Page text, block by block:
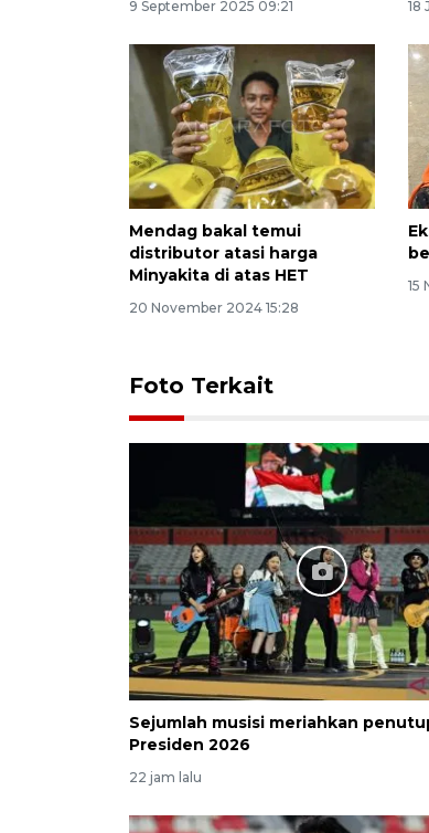
9 September 2025 09:21 18
Mendag bakal temui
distributor atasi harga
Minyakita di atas HET
20 November 2024 15:28
15
Foto Terkait
Sejumlah musisi meriahkan
Presiden 2026
22 jam lalu